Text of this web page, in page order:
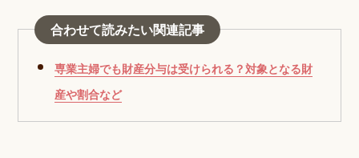
合わせて読みたい関連記事
専業主婦でも財産分与は受けられる？対象となる財
産や割合など